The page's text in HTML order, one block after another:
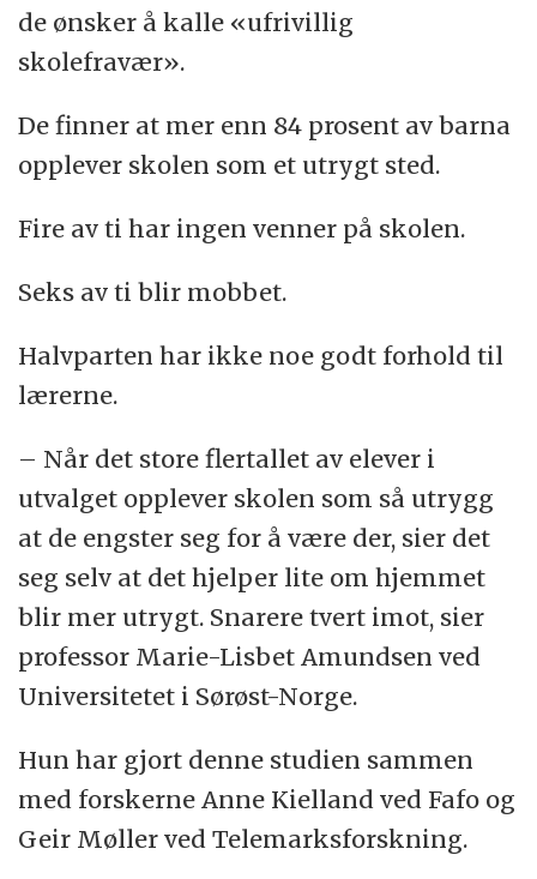
de ønsker å kalle «ufrivillig
skolefravær».
De finner at mer enn 84 prosent av barna
opplever skolen som et utrygt sted.
Fire av ti har ingen venner på skolen.
Seks av ti blir mobbet.
Halvparten har ikke noe godt forhold til
lærerne.
– Når det store flertallet av elever i
utvalget opplever skolen som så utrygg
at de engster seg for å være der, sier det
seg selv at det hjelper lite om hjemmet
blir mer utrygt. Snarere tvert imot, sier
professor Marie-Lisbet Amundsen ved
Universitetet i Sørøst-Norge.
Hun har gjort denne studien sammen
med forskerne Anne Kielland ved Fafo og
Geir Møller ved Telemarksforskning.